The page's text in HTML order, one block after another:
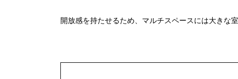
開放感を持たせるため、マルチスペースには大きな